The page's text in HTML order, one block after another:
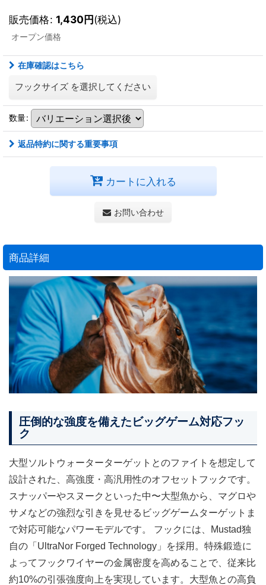
販売価格: 1,430円(税込)
オープン価格
在庫確認はこちら
フックサイズ を選択してください
数量:
返品特約に関する重要事項
カートに入れる
お問い合わせ
商品詳細
圧倒的な強度を備えたビッグゲーム対応フッ
ク
大型ソルトウォーターターゲットとのファイトを想定して
設計された、高強度・高汎用性のオフセットフックです。
スナッパーやスヌークといった中〜大型魚から、マグロや
サメなどの強烈な引きを見せるビッグゲームターゲットま
で対応可能なパワーモデルです。 フックには、Mustad独
自の「UltraNor Forged Technology」を採用。特殊鍛造に
よってフックワイヤーの金属密度を高めることで、従来比
約10%の引張強度向上を実現しています。大型魚との高負